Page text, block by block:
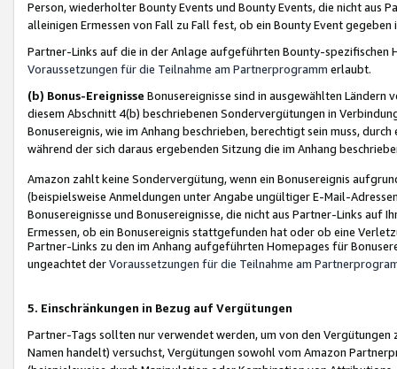
Person, wiederholter Bounty Events und Bounty Events, die nicht
alleinigen Ermessen von Fall zu Fall fest, ob ein Bounty Event
Partner-Links auf die in der Anlage aufgeführten Bounty-spezifischen
Voraussetzungen für die Teilnahme am Partnerprogramm erlaubt.
(b) Bonus-Ereignisse Bonusereignisse sind in ausgewählten Ländern
diesem Abschnitt 4(b) beschriebenen Sondervergütungen in
Bonusereignis, wie im Anhang beschrieben, berechtigt sein muss,
während der sich daraus ergebenden Sitzung die im Anhang
Amazon zahlt keine Sondervergütung, wenn ein Bonusereignis
(beispielsweise Anmeldungen unter Angabe ungültiger E-Mail-
Bonusereignisse und Bonusereignisse, die nicht aus Partner-Links auf
Ermessen, ob ein Bonusereignis stattgefunden hat oder ob eine
Partner-Links zu den im Anhang aufgeführten Homepages für
ungeachtet derVoraussetzungen für die Teilnahme am
5. Einschränkungen in Bezug auf Vergütungen
Partner-Tags sollten nur verwendet werden, um von den
Namen handelt) versuchst, Vergütungen sowohl vom Amazon